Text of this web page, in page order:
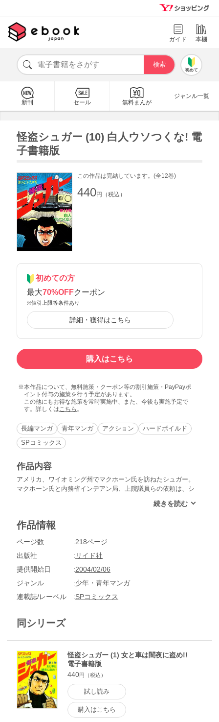
ガイド 本棚
初めて
新刊 セール 無料まんが
ジャンル一覧
怪盗シュガー (10) 白人ウソつくな! 電
子書籍版
この作品は完結しています。(全12巻)
440円（税込）
初めての方
最大70%OFFクーポン
※値引上限等条件あり
詳細・獲得はこちら
購入はこちら
本作品について、無料施策・クーポン等の割引施策・PayPayポ
イント付与の施策を行う予定があります。
この他にもお得な施策を常時実施中、また、今後も実施予定で
す。詳しくは こちら 。
長編マンガ 青年マンガ アクション
ハードボイルド
SPコミックス
作品内容
アメリカ、ワイオミング州でマクホーン氏を訪ねたシュガー。
マクホーン氏と内務省インデアン局、上院議員らの依頼は、シ
ほしいと言う。しかも、１週間前に雇った“がらがら蛇”と呼ば
きり、消息を絶っていた…「白人ウソつくな！」他２編収録。
作品情報
ページ数
218ページ
出版社
リイド社
提供開始日
2004/02/06
ジャンル
少年・青年マンガ
連載誌/レーベル
SPコミックス
同シリーズ
怪盗シュガー (1) 女と車は闇夜に盗め!!
電子書籍版
440円（税込）
試し読み
購入はこちら